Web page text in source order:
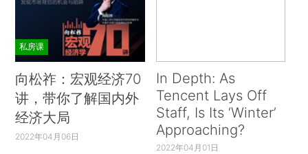
私房课
向松祚：宏观经济70
讲，带你了解国内外
经济大局
2022年04月06日
In Depth: As
Tencent Lays Off
Staff, Is Its ‘Winter’
Approaching?
2022年04月01日